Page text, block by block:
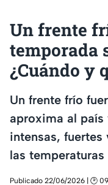
Un frente
temporada
¿Cuándo y
Un frente frío
aproxima al
intensas, fuertes
las
Publicado 22/06/2026 | 🕑